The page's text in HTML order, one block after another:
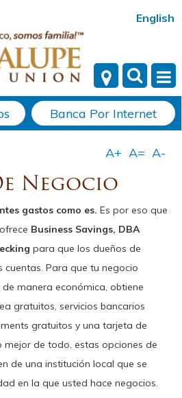
English
Banca Por Internet
Negocio
gastos como es. Es por eso que
Business Savings, DBA
para que los dueños de
cuentas. Para que tu negocio
manera económica, obtiene
gratuitos, servicios bancarios
gratuitos y una tarjeta de
de todo, estas opciones de
de una institución local que se
en la que usted hace negocios.